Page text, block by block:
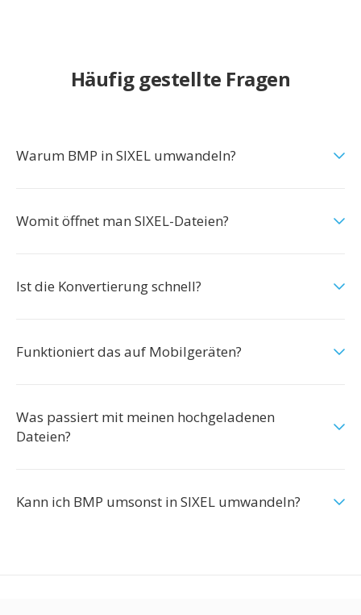
Häufig gestellte Fragen
Warum BMP in SIXEL umwandeln?
Womit öffnet man SIXEL-Dateien?
Ist die Konvertierung schnell?
Funktioniert das auf Mobilgeräten?
Was passiert mit meinen hochgeladenen
Dateien?
Kann ich BMP umsonst in SIXEL umwandeln?